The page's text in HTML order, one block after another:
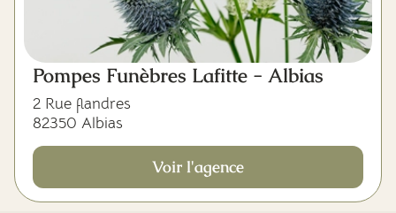
Pompes Funèbres Lafitte - Albias
2 Rue flandres
82350 Albias
Voir l'agence